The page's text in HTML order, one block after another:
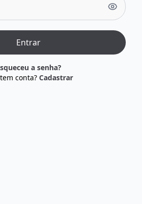
Entrar
a senha?
conta? Cadastrar